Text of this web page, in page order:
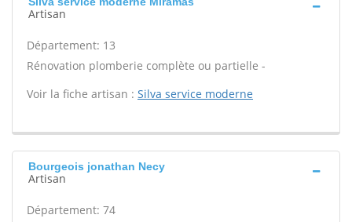
Artisan
Département: 13
Rénovation plomberie complète ou partielle -
Voir la fiche artisan : Silva service moderne
Bourgeois jonathan Necy
Artisan
Département: 74